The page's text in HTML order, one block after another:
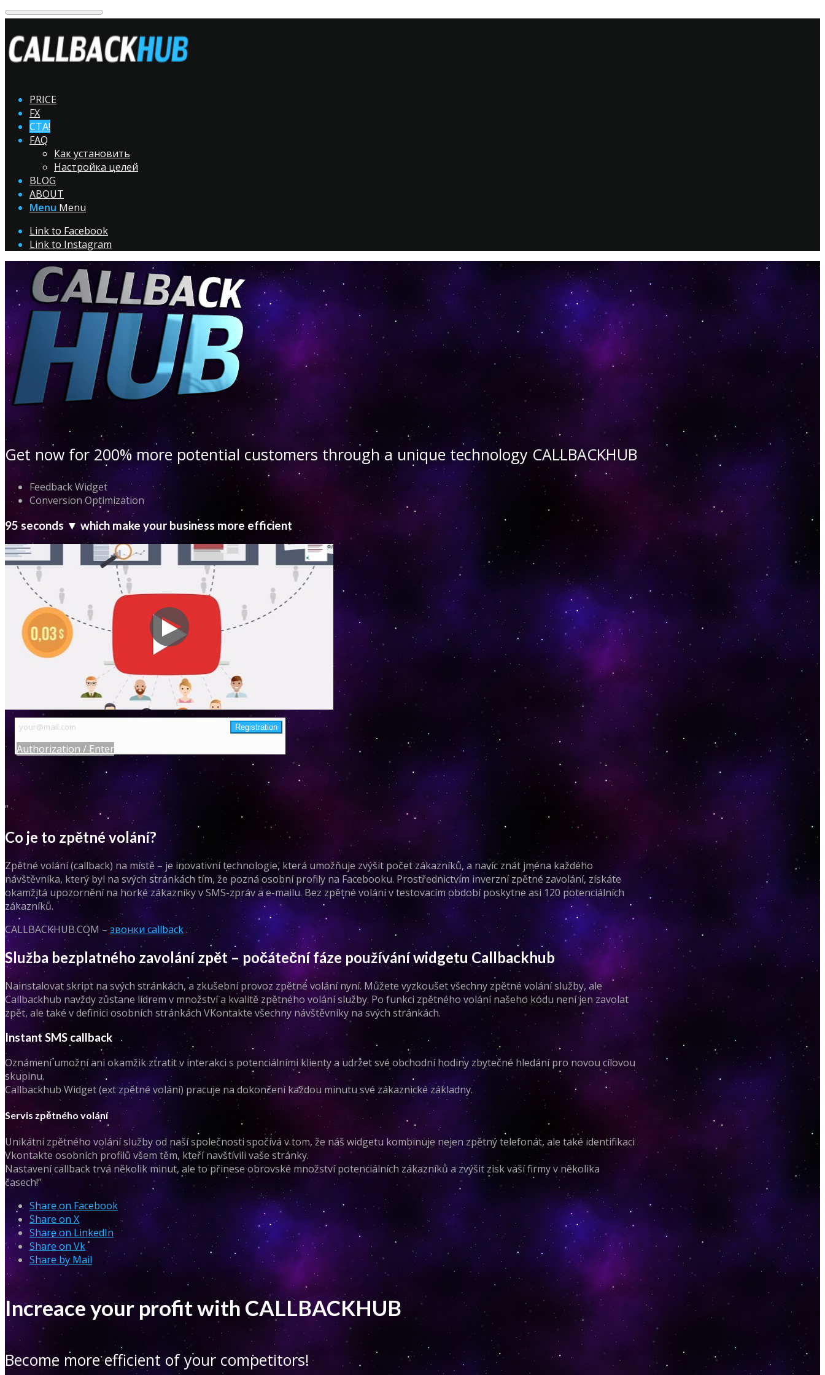
PRICE
FX
CTA!
FAQ
Как установить
Настройка целей
BLOG
ABOUT
Menu Menu
Link to Facebook
Link to Instagram
Get now for 200% more potential customers through a unique technology CALLBACKHUB
Feedback Widget
Conversion Optimization
95 seconds ▼ which make your business more efficient
Authorization / Enter
”
Co je to zpětné volání?
Zpětné volání (callback) na místě – je inovativní technologie, která umožňuje zvýšit počet zákazníků, a navíc znát jména každého
návštěvníka, který byl na svých stránkách tím, že pozná osobní profily na Facebooku. Prostřednictvím inverzní zpětné zavolání, získáte
okamžitá upozornění na horké zákazníky v SMS-zpráv a e-mailu. Bez zpětné volání v testovacím období poskytne asi 120 potenciálních
zákazníků.
CALLBACKHUB.COM – звонки callback.
Služba bezplatného zavolání zpět – počáteční fáze používání widgetu Callbackhub
Nainstalovat skript na svých stránkách, a zkušební provoz zpětné volání nyní. Můžete vyzkoušet všechny zpětné volání služby, ale
Callbackhub navždy zůstane lídrem v množství a kvalitě zpětného volání služby. Po funkci zpětného volání našeho kódu není jen zavolat
zpět, ale také v definici osobních stránkách VKontakte všechny návštěvníky na svých stránkách.
Instant SMS callback
Oznámení umožní ani okamžik ztratit v interakci s potenciálními klienty a udržet své obchodní hodiny zbytečné hledání pro novou cílovou
skupinu.
Callbackhub Widget (ext zpětné volání) pracuje na dokončení každou minutu své zákaznické základny.
Servis zpětného volání
Unikátní zpětného volání služby od naší společnosti spočívá v tom, že náš widgetu kombinuje nejen zpětný telefonát, ale také identifikaci
Vkontakte osobních profilů všem těm, kteří navštívili vaše stránky.
Nastavení callback trvá několik minut, ale to přinese obrovské množství potenciálních zákazníků a zvýšit zisk vaší firmy v několika
časech!”
Share on Facebook
Share on X
Share on LinkedIn
Share on Vk
Share by Mail
Increace your profit with CALLBACKHUB
Become more efficient of your competitors!